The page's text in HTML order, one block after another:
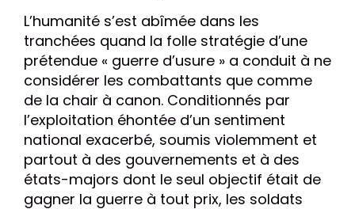
L’humanité s’est abîmée dans les
tranchées quand la folle stratégie d’une
prétendue « guerre d’usure » a conduit à ne
considérer les combattants que comme
de la chair à canon. Conditionnés par
l’exploitation éhontée d’un sentiment
national exacerbé, soumis violemment et
partout à des gouvernements et à des
états-majors dont le seul objectif était de
gagner la guerre à tout prix, les soldats